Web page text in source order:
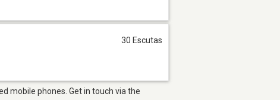
30 Escutas
mobile phones. Get in touch via the